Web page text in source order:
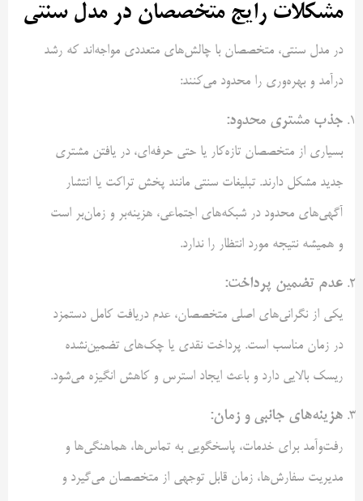
مشکلات رایج متخصصان در مدل سنتی
در مدل سنتی، متخصصان با چالش‌های متعددی مواجه‌اند که رشد
درآمد و بهره‌وری را محدود می‌کنند:
جذب مشتری محدود:
بسیاری از متخصصان تازه‌کار یا حتی حرفه‌ای، در یافتن مشتری
جدید مشکل دارند. تبلیغات سنتی مانند پخش تراکت یا انتشار
آگهی‌های محدود در شبکه‌های اجتماعی، هزینه‌بر و زمان‌بر است
و همیشه نتیجه مورد انتظار را ندارد.
عدم تضمین پرداخت:
یکی از نگرانی‌های اصلی متخصصان، عدم دریافت کامل دستمزد
در زمان مناسب است. پرداخت نقدی یا چک‌های تضمین‌نشده
ریسک بالایی دارد و باعث ایجاد استرس و کاهش انگیزه می‌شود.
هزینه‌های جانبی و زمان:
رفت‌وآمد برای خدمات، پاسخگویی به تماس‌ها، هماهنگی‌ها و
مدیریت سفارش‌ها، زمان قابل توجهی از متخصصان می‌گیرد و